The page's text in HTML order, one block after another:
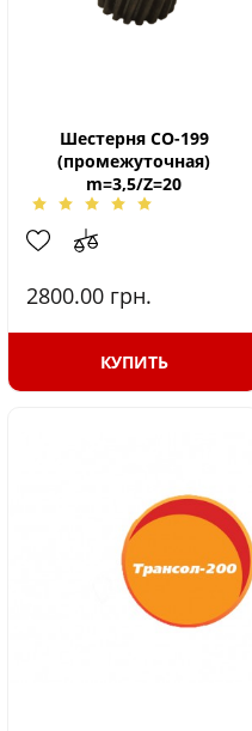
Шестерня СО-199
(промежуточная)
m=3,5/Z=20
2800.00 грн.
КУПИТЬ